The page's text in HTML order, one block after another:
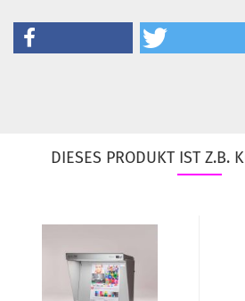
DIESES PRODUKT IST Z.B.